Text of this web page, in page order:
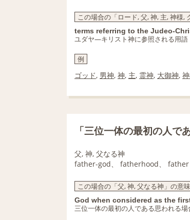
この場合の「ロード, 父, 神, 主, 神様
terms referring to the Judeo-
ユダヤ―キリスト神に参照される用語
例
ゴッド, 男神, 神, 主, 霊神, 大御神,
「三位一体の最初の人
父, 神, 父なる神
father-god、 fatherhood、 father
この場合の「父, 神, 父なる神」の意味
God when considered as the
三位一体の最初の人である思われる場